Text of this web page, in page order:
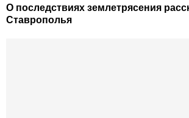
О последствиях землетрясения
Ставрополья